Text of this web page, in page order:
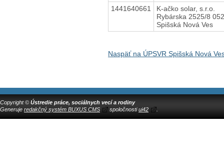
1441640661
K-ačko solar, s.r.o.
Rybárska 2525/8
Spišská Nová Ves
Naspäť na ÚPSVR Spišská Nová
Copyright © Ústredie práce, sociálnych vecí a rodiny
Generuje redakčný systém BUXUS CMS spoločnostiui42